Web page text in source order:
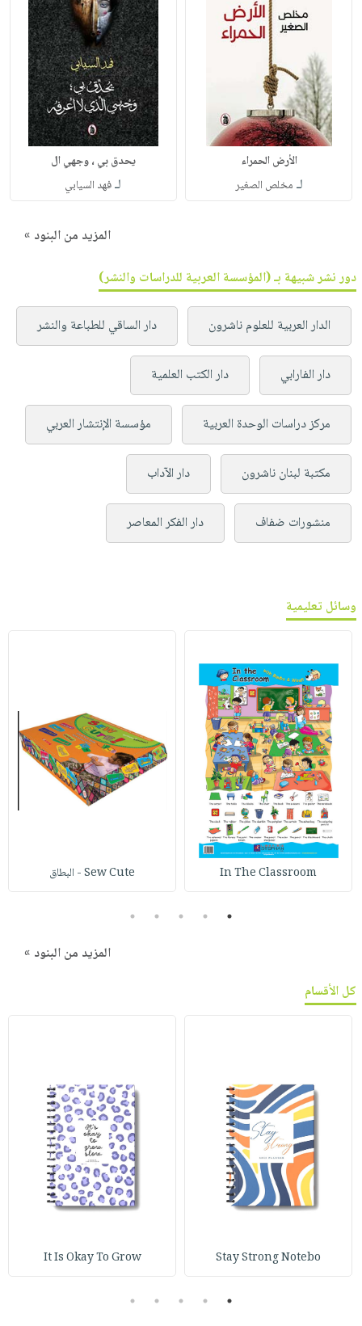
الأرض الحمراء
لـ مخلص الصغير
يحدق بي ، وجهي ال
لـفهد السيابي
المزيد من البنود »
دور نشر شبيهة بـ (المؤسسة العربية للدراسات والنشر)
الدار العربية للعلوم ناشرون دار الساقي للطباعة والنشر
دار الفارابي دار الكتب العلمية
مركز دراسات الوحدة العربية مؤسسة الإنتشار العربي
مكتبة لبنان ناشرون دار الآداب
منشورات ضفاف دار الفكر المعاصر
وسائل تعليمية
In The Classroom Sew Cute - البطاق
1
2
3
4
5
المزيد من البنود »
كل الأقسام
Stay Strong Notebo
It Is Okay To Grow
1
2
3
4
5